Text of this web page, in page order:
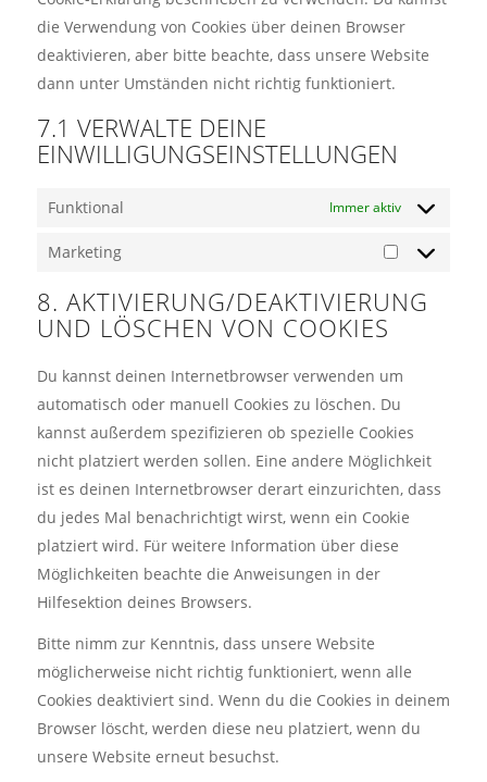
die Verwendung von Cookies über deinen Browser
deaktivieren, aber bitte beachte, dass unsere Website
dann unter Umständen nicht richtig funktioniert.
7.1 VERWALTE DEINE
EINWILLIGUNGSEINSTELLUNGEN
Funktional Immer aktiv
Marketing
Marketing
8. AKTIVIERUNG/DEAKTIVIERUNG
UND LÖSCHEN VON COOKIES
Du kannst deinen Internetbrowser verwenden um
automatisch oder manuell Cookies zu löschen. Du
kannst außerdem spezifizieren ob spezielle Cookies
nicht platziert werden sollen. Eine andere Möglichkeit
ist es deinen Internetbrowser derart einzurichten, dass
du jedes Mal benachrichtigt wirst, wenn ein Cookie
platziert wird. Für weitere Information über diese
Möglichkeiten beachte die Anweisungen in der
Hilfesektion deines Browsers.
Bitte nimm zur Kenntnis, dass unsere Website
möglicherweise nicht richtig funktioniert, wenn alle
Cookies deaktiviert sind. Wenn du die Cookies in deinem
Browser löscht, werden diese neu platziert, wenn du
unsere Website erneut besuchst.